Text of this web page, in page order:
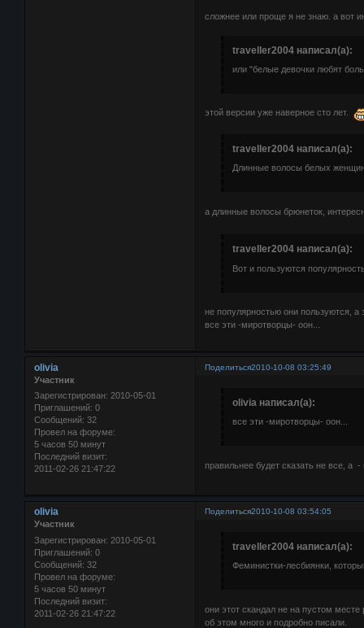
сложнее или проще я не знаю. а вот
traveller2004 написал(а):
или "белые девочки любят
этой версии уже наверное сто лет.
traveller2004 написал(а):
Длинные волосы белых
а длинные волосы брюнеток,
traveller2004 написал(а):
Вот и пользуются
не популярностью они пользуются,
все эти -миротворцы- оон...
Поделиться2010-10-08 03:25:49
olivia
Участник
Зарегистрирован: 2010-05-01
Приглашений: 0
Сообщений: 32
Провел на форуме:
5 часов 50 минут
Последний визит:
2011-02-26 21:47:22
olivia написал(а):
все эти -миротворцы- оон...
правильнее будет сказать не все, а -
Поделиться2010-10-08 03:54:05
olivia
Участник
Зарегистрирован: 2010-05-01
Приглашений: 0
Сообщений: 32
Провел на форуме:
5 часов 50 минут
Последний визит:
2011-02-26 21:47:22
traveller2004 написал(а):
Феминистки-лесбиянки,
они этот скандал не на пустом
об этом много и подробно писали.